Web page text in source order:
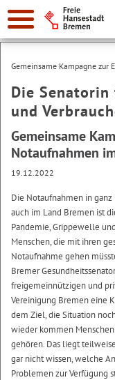
Suche:
Gemeinsame Kampagne zur
Die Senatorin
und
Gemeinsame
Notaufnahmen
19.12.2022
Die Notaufnahmen in
auch im Land Bremen ist
Pandemie, Grippewelle
Menschen, die mit ihren
Notaufnahme gehen
Bremer
freigemeinnützigen und
Vereinigung Bremen eine
dem Ziel, die Situation
wieder kommen
gehören. Das liegt
gar nicht wissen, welche
Problemen zur Verfügung